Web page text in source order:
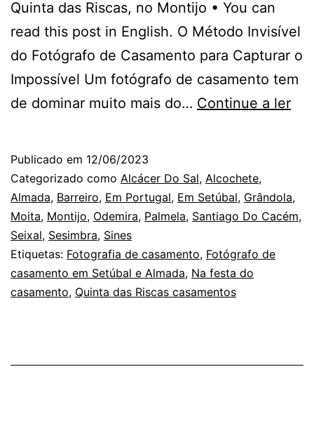
Quinta das Riscas, no Montijo • You can
read this post in English. O Método Invisível
do Fotógrafo de Casamento para Capturar o
Impossível Um fotógrafo de casamento tem
de dominar muito mais do… Continue a lerNa
em
Publicado em 12/06/2023
Categorizado como Alcácer Do Sal, Alcochete,
Almada, Barreiro, Em Portugal, Em Setúbal, Grândola,
Moita, Montijo, Odemira, Palmela, Santiago Do Cacém,
Seixal, Sesimbra, Sines
Etiquetas: Fotografia de casamento, Fotógrafo de
casamento em Setúbal e Almada, Na festa do
casamento, Quinta das Riscas casamentos